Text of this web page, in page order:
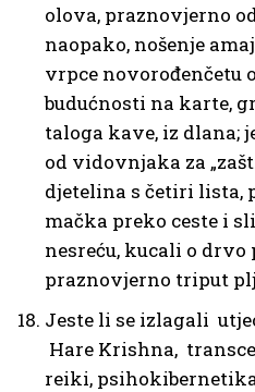
olova, praznovjerno
naopako, nošenje
vrpce novorođenčetu
budućnosti na karte,
taloga kave, iz dlana;
od vidovnjaka za
djetelina s četiri lista,
mačka preko ceste i
nesreću, kucali o
praznovjerno triput
Jeste li se izlagali
Hare Krishna,
reiki, psihokibernetika